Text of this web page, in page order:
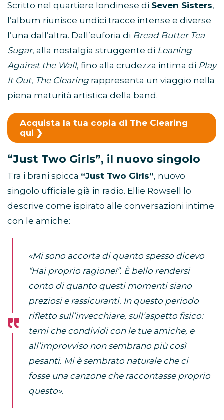
Scritto nel quartiere londinese di Seven Sisters,
l’album riunisce undici tracce intense e diverse
l’una dall’altra. Dall’euforia di Bread Butter Tea
Sugar, alla nostalgia struggente di Leaning
Against the Wall, fino alla crudezza intima di Play
It Out, The Clearing rappresenta un viaggio nella
piena maturità artistica della band.
Acquista la tua copia di The Clearing
qui
“Just Two Girls”, il nuovo singolo
Tra i brani spicca “Just Two Girls”, nuovo
singolo ufficiale già in radio. Ellie Rowsell lo
descrive come ispirato alle conversazioni intime
con le amiche:
«Mi sono accorta di quanto spesso dicevo
“Hai proprio ragione!”. È bello rendersi
conto di quanto questi momenti siano
preziosi e rassicuranti. In questo periodo
rifletto sull’invecchiare, sull’aspetto fisico:
temi che condividi con le tue amiche, e
all’improvviso non sembrano più così
pesanti. Mi è sembrato naturale che ci
fosse una canzone che raccontasse proprio
questo».